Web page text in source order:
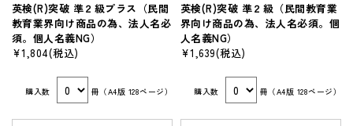
英検(R)突破 準２級プラス（民間
教育業界向け商品の為、法人名必
須。個人名義NG）
¥1,804(税込)
購入数 冊（A4版 128ページ）
英検(R)突破 準２級（民間教育業
界向け商品の為、法人名必須。個
人名義NG）
¥1,639(税込)
購入数 冊（A4版 128ページ）